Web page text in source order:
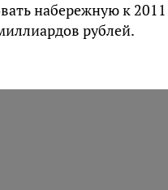
набережную к
рублей.